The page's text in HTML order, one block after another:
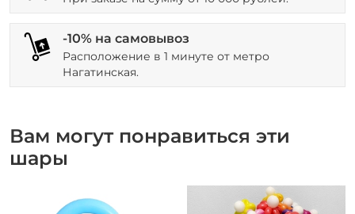
-10% на самовывоз
Расположение в 1 минуте от метро
Нагатинская.
Вам могут понравиться эти
шары